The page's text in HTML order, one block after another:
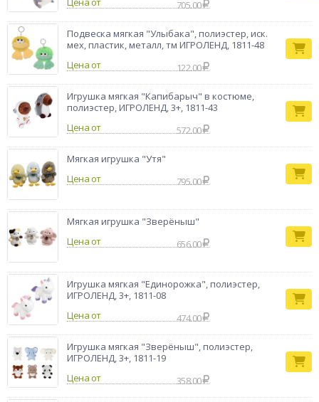
Тип товара
Брелок
Бренд
ИГРОЛЕНД
705.00
Подвеска мягкая "Улыбака", полиэстер, иск.
мех, пластик, металл, тм ИГРОЛЕНД, 1811-48
Цена от
122.00
Игрушка мягкая "Капибарыч" в костюме,
полиэстер, ИГРОЛЕНД, 3+, 1811-43
Цена от
572.00
Мягкая игрушка "Утя"
Цена от
795.00
Мягкая игрушка "Зверёныш"
Цена от
656.00
Игрушка мягкая "Единорожка", полиэстер,
ИГРОЛЕНД, 3+, 1811-08
Цена от
474.00
Игрушка мягкая "Зверёныш", полиэстер,
ИГРОЛЕНД, 3+, 1811-19
Цена от
358.00